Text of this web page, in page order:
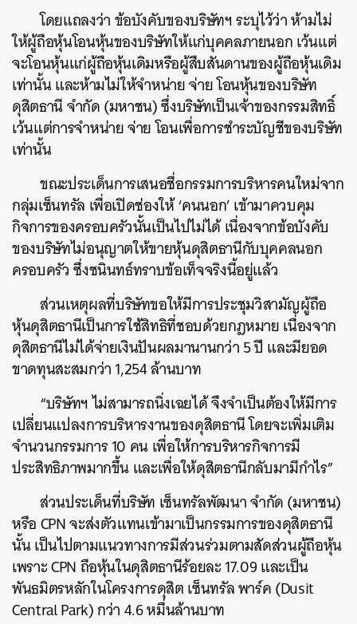
โดยแถลงว่า ข้อบังคับของบริษัทฯ ระบุไว้ว่า ห้ามไม่
ให้ผู้ถือหุ้นโอนหุ้นของบริษัทให้แก่บุคคลภายนอก เว้นแต่
จะโอนหุ้นแก่ผู้ถือหุ้นเดิมหรือผู้สืบสันดานของผู้ถือหุ้นเดิม
เท่านั้น และห้ามไม่ให้จำหน่าย จ่าย โอนหุ้นของบริษัท
ดุสิตธานี จำกัด (มหาชน) ซึ่งบริษัทเป็นเจ้าของกรรมสิทธิ์
เว้นแต่การจำหน่าย จ่าย โอนเพื่อการชำระบัญชีของบริษัท
เท่านั้น
ขณะประเด็นการเสนอชื่อกรรมการบริหารคนใหม่จาก
กลุ่มเซ็นทรัล เพื่อเปิดช่องให้ ‘คนนอก’ เข้ามาควบคุม
กิจการของครอบครัวนั้นเป็นไปไม่ได้ เนื่องจากข้อบังคับ
ของบริษัทไม่อนุญาตให้ขายหุ้นดุสิตธานีกับบุคคลนอก
ครอบครัว ซึ่งชนินทธ์ทราบข้อเท็จจริงนี้อยู่แล้ว
ส่วนเหตุผลที่บริษัทขอให้มีการประชุมวิสามัญผู้ถือ
หุ้นดุสิตธานีเป็นการใช้สิทธิที่ชอบด้วยกฎหมาย เนื่องจาก
ดุสิตธานีไม่ได้จ่ายเงินปันผลมานานกว่า 5 ปี และมียอด
ขาดทุนสะสมกว่า 1,254 ล้านบาท
“บริษัทฯ ไม่สามารถนิ่งเฉยได้ จึงจำเป็นต้องให้มีการ
เปลี่ยนแปลงการบริหารงานของดุสิตธานี โดยจะเพิ่มเติม
จำนวนกรรมการ 10 คน เพื่อให้การบริหารกิจการมี
ประสิทธิภาพมากขึ้น และเพื่อให้ดุสิตธานีกลับมามีกำไร”
ส่วนประเด็นที่บริษัท เซ็นทรัลพัฒนา จำกัด (มหาชน)
หรือ CPN จะส่งตัวแทนเข้ามาเป็นกรรมการของดุสิตธานี
นั้น เป็นไปตามแนวทางการมีส่วนร่วมตามสัดส่วนผู้ถือหุ้น
เพราะ CPN ถือหุ้นในดุสิตธานีร้อยละ 17.09 และเป็น
พันธมิตรหลักในโครงการดุสิต เซ็นทรัล พาร์ค (Dusit
Central Park) กว่า 4.6 หมื่นล้านบาท